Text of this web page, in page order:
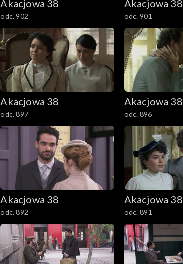
Akacjowa 38
odc. 902
Akacjowa 38
odc. 901
Akacjowa 38
odc. 897
Akacjowa 38
odc. 896
Akacjowa 38
odc. 892
Akacjowa 38
odc. 891